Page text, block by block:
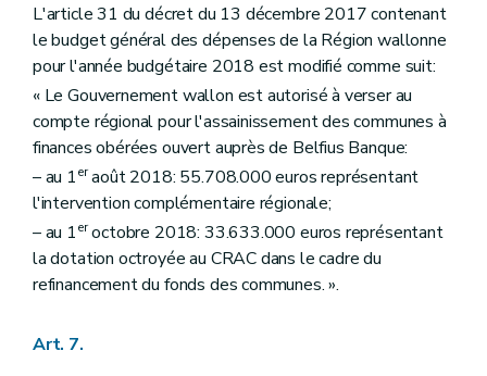
L'article 31 du décret du 13 décembre 2017 contenant
le budget général des dépenses de la Région wallonne
pour l'année budgétaire 2018 est modifié comme suit:
« Le Gouvernement wallon est autorisé à verser au
compte régional pour l'assainissement des communes à
finances obérées ouvert auprès de Belfius Banque:
– au 1eraoût 2018: 55.708.000 euros représentant
l'intervention complémentaire régionale;
– au 1eroctobre 2018: 33.633.000 euros représentant
la dotation octroyée au CRAC dans le cadre du
refinancement du fonds des communes. ».
Art. 7.